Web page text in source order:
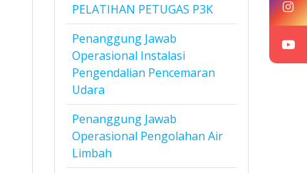
PELATIHAN PETUGAS P3K
Penanggung Jawab
Operasional Instalasi
Pengendalian Pencemaran
Udara
Penanggung Jawab
Operasional Pengolahan Air
Limbah